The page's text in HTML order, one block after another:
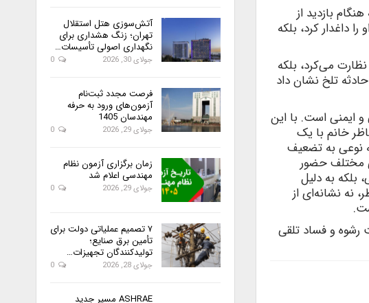
بازدید از
داغدار کرد، بلکه
می‌کرد، بلکه
تلخ نشان داد
ایمنی است. با این
خانم با یک
نوعی به تضعیف
مختلف حضور
بلکه به دلیل
نه نشانه‌ای از
رشوه و فساد تلقی
آتش‌سوزی هتل استقلال
تهران؛ زنگ هشداری برای
نگهداری اصولی تأسیسات…
جولای 30, 2026
فرصت مجدد ثبت‌نام
آزمون‌های ورود به حرفه
مهندسان 1405
جولای 29, 2026
زمان برگزاری آزمون نظام
مهندسی اعلام شد
جولای 29, 2026
۷ تصمیم عملیاتی دولت برای
تأمین برق صنایع؛
تولیدکنندگان تجهیزات…
جولای 28, 2026
ASHRAE مسیر جدید